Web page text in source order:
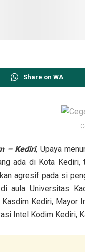
Share on WA
– Kediri, Upaya
ada di Kota
agresif pada si
di aula Universitas
Kasdim Kediri,
Intel Kodim Kediri,